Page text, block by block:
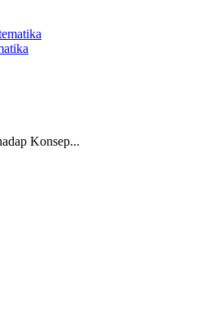
Konsep...